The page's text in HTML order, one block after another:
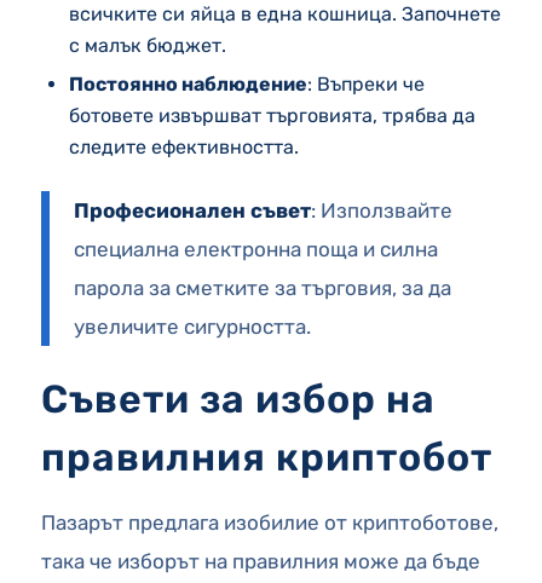
всичките си яйца в една кошница. Започнете
с малък бюджет.
Постоянно наблюдение: Въпреки че
ботовете извършват търговията, трябва да
следите ефективността.
Професионален съвет: Използвайте
специална електронна поща и силна
парола за сметките за търговия, за да
увеличите сигурността.
Съвети за избор на
правилния криптобот
Пазарът предлага изобилие от криптоботове,
така че изборът на правилния може да бъде